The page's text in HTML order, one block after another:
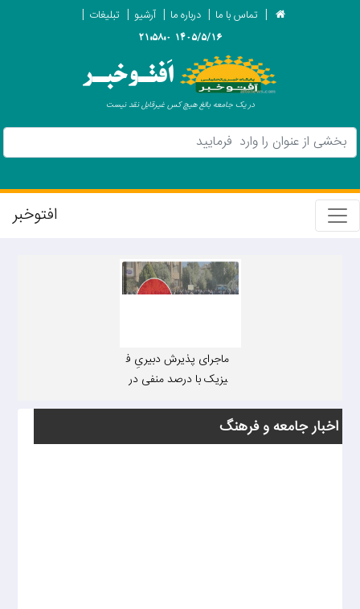
تماس با ما درباره ما آرشیو تبلیغات
1405/5/16 21:58:0
اَفتـوخبـر
در یک جامعه بالغ هیچ کس غیرقابل نقد نیست
افتوخبر
ماجرای پذیرش دبیریِ ف
یزیک با درصد منفی در
می بخصوص در مردان
به‌شدت کاهش پیدا کرد
اخبار جامعه و فرهنگ‌